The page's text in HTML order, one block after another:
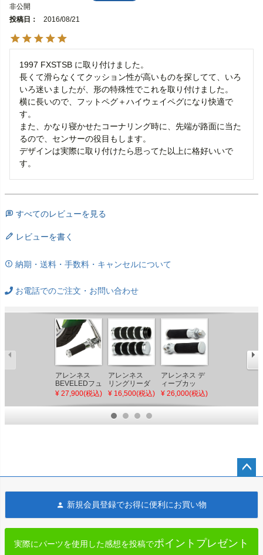
非公開
投稿日
2016/08/21
1997 FXSTSB に取り付けました。
長くて滑らなくてクッション性が高いものを探してて、いろ
いろ迷いましたが、形の特殊性でこれを取り付けました。
横に長いので、フットペグ＋ハイウェイペグになり快適で
す。
また、かなり寝かせたコーナリング時に、先端が路面に当た
るので、センサーの役目もします。
デザインは実際に取り付けたら思ってた以上に格好いいで
す。
すべてのレビューを見る
レビューを書く
納期・送料・手数料・キャンセルについて
お電話でのご注文・お問い合わせ
アレンネス
BEVELEDフュ
ージョン フッ
トペグ クロー
ム
¥ 27,900(税込)
アレンネス
リングリーダ
ー・フュージ
ョン グリッ
プ クローム
¥ 16,500(税込)
アレンネス デ
ィープカッ
ト・フュージ
グ クローム
¥ 26,000(税込)
へ
新規会員登録でお得に便利にお買い物
実際にパーツを使用した感想を投稿でポイントプレゼント